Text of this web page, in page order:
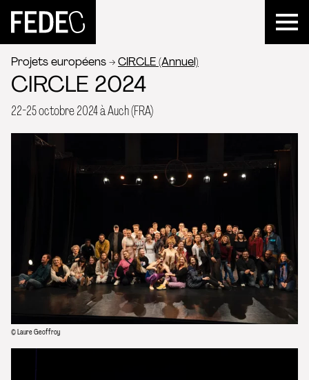
FEDEC
Projets européens CIRCLE (Annuel)
CIRCLE 2024
22-25 octobre 2024 à Auch (FRA)
© Laure Geoffroy